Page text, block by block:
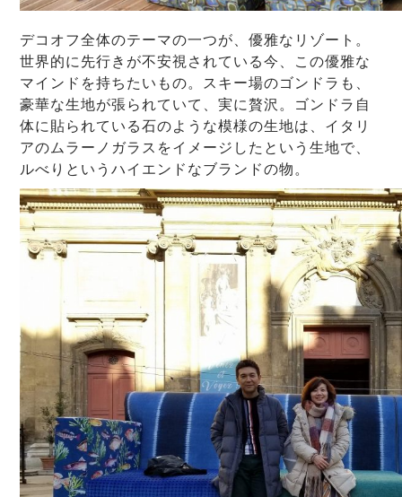
デコオフ全体のテーマの一つが、優雅なリゾート。
世界的に先行きが不安視されている今、この優雅な
マインドを持ちたいもの。スキー場のゴンドラも、
豪華な生地が張られていて、実に贅沢。ゴンドラ自
体に貼られている石のような模様の生地は、イタリ
アのムラーノガラスをイメージしたという生地で、
ルべりというハイエンドなブランドの物。